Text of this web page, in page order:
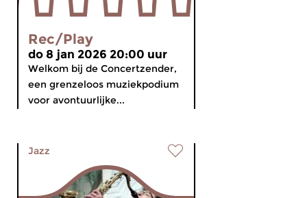
Rec/Play
do 8 jan 2026 20:00 uur
Welkom bij de Concertzender,
een grenzeloos muziekpodium
voor avontuurlijke...
Jazz